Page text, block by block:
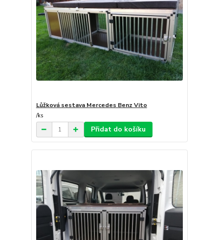
Lůžková sestava Mercedes Benz Vito
/ks
Přidat do košíku